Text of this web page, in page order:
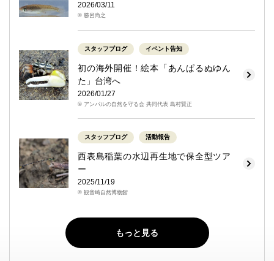
2026/03/11
© 勝呂尚之
スタッフブログ イベント告知
初の海外開催！絵本「あんぱるぬゆん
た」台湾へ
2026/01/27
© アンパルの自然を守る会 共同代表 島村賢正
スタッフブログ 活動報告
西表島稲葉の水辺再生地で保全型ツア
ー
2025/11/19
© 観音崎自然博物館
もっと見る